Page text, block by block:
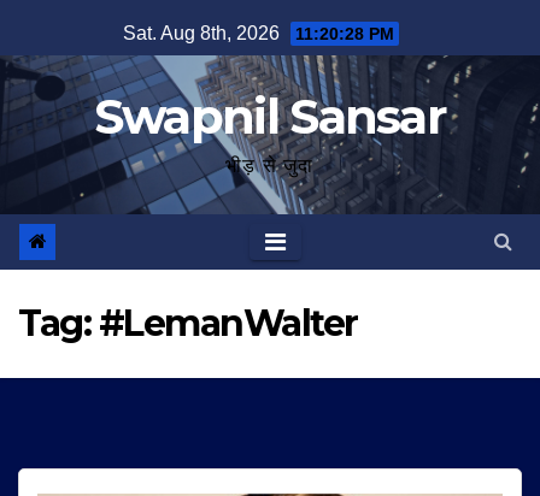
to
content
Sat. Aug 8th, 2026 11:20:29 PM
Swapnil Sansar
भीड़ से जुदा
Tag:#LemanWalter